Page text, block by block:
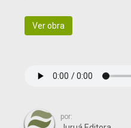
Ver obra
por: